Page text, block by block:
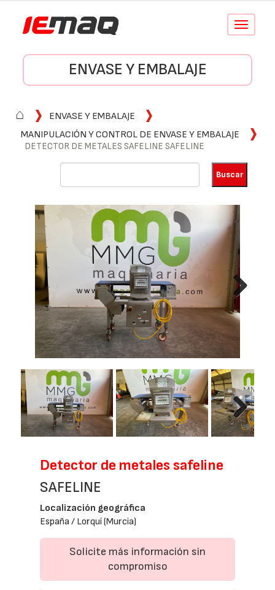
Conmutar
ENVASE Y EMBALAJE
⌂
ENVASE Y EMBALAJE
MANIPULACIÓN Y CONTROL DE ENVASE Y EMBALAJE
DETECTOR DE METALES SAFELINE SAFELINE
Next
Next
Detector de metales safeline
SAFELINE
Localización geográfica
España / Lorquí (Murcia)
Solicite más información sin
compromiso